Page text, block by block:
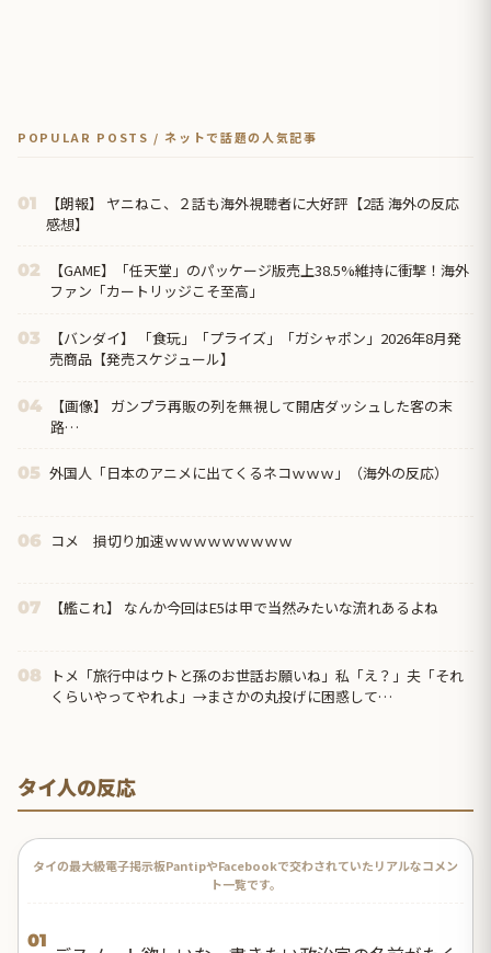
POPULAR POSTS / ネットで話題の人気記事
01
【朗報】 ヤニねこ、２話も海外視聴者に大好評【2話 海外の反応
感想】
02
【GAME】「任天堂」のパッケージ版売上38.5%維持に衝撃！海外
ファン「カートリッジこそ至高」
03
【バンダイ】 「食玩」「プライズ」「ガシャポン」2026年8月発
売商品【発売スケジュール】
04
【画像】 ガンプラ再販の列を無視して開店ダッシュした客の末
路…
05 外国人「日本のアニメに出てくるネコｗｗｗ」（海外の反応）
06 コメ 損切り加速ｗｗｗｗｗｗｗｗｗ
07 【艦これ】 なんか今回はE5は甲で当然みたいな流れあるよね
08
トメ「旅行中はウトと孫のお世話お願いね」私「え？」夫「それ
くらいやってやれよ」→まさかの丸投げに困惑して…
タイ人の反応
タイの最大級電子掲示板PantipやFacebookで交わされていたリアルなコメン
ト一覧です。
01